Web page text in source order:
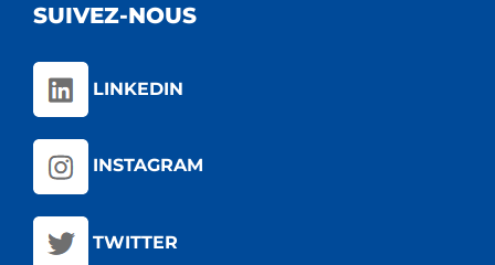
SUIVEZ-NOUS
LINKEDIN
INSTAGRAM
TWITTER